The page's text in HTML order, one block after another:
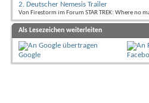
2. Deutscher Nemesis Trailer
Von Firestorm im Forum STAR TREK: Where no
Als Lesezeichen weiterleiten
Google